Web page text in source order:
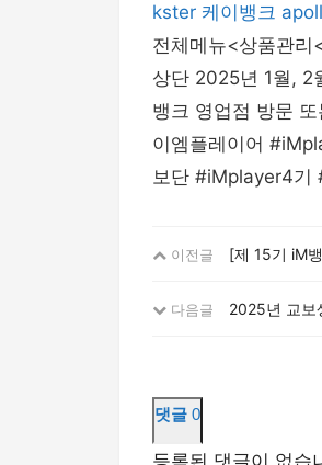
kster 케이뱅크
전체메뉴<상품관리
상단 2025년 1월, 2
뱅크 영업점 방문
이엠플레이어
보단 #iMplayer4기
이전글 [제 15기 iM
다음글 2025년 교보
댓글 0
등록된 댓글이 없습